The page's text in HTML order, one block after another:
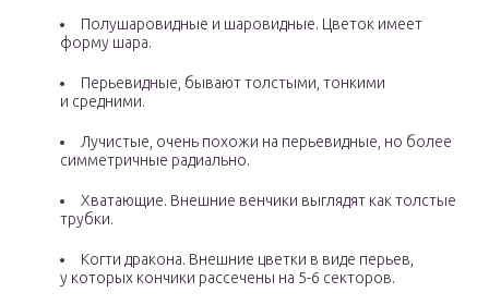
Полушаровидные и шаровидные. Цветок имеет
форму шара.
Перьевидные, бывают толстыми, тонкими
и средними.
Лучистые, очень похожи на перьевидные, но более
симметричные радиально.
Хватающие. Внешние венчики выглядят как толстые
трубки.
Когти дракона. Внешние цветки в виде перьев,
у которых кончики рассечены на 5-6 секторов.